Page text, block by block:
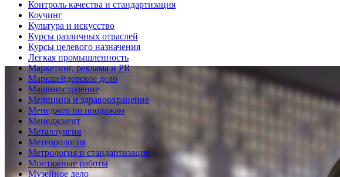
Контроль качества и стандартизация
Коучинг
Культура и искусство
Курсы различных отраслей
Курсы целевого назначения
Легкая промышленность
Маркетинг, реклама и PR
Маркшейдерское дело
Машиностроение
Медицина и здравоохранение
Менеджер по продажам
Менеджмент
Металлургия
Метеорология
Метрология и стандартизация
Монтажные работы
Музейное дело